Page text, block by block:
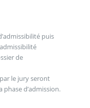
puis
de
le jury seront
d’admission.